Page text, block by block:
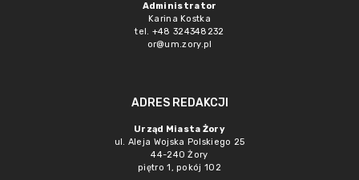
Administrator
Karina Kostka
tel. +48 324348232
or@um.zory.pl
ADRES REDAKCJI
Urząd Miasta Żory
ul. Aleja Wojska Polskiego 25
44-240 Żory
piętro 1, pokój 102